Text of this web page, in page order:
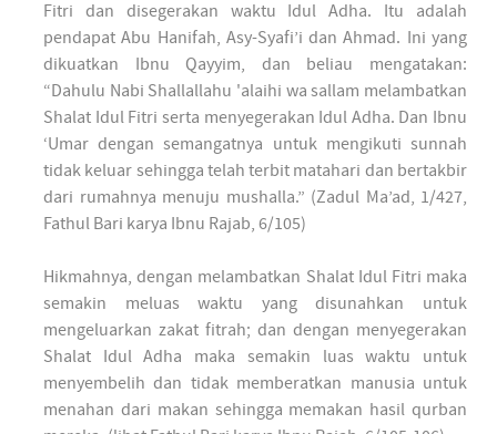
Fitri dan disegerakan waktu Idul Adha. Itu adalah
pendapat Abu Hanifah, Asy-Syafi’i dan Ahmad. Ini yang
dikuatkan Ibnu Qayyim, dan beliau mengatakan:
“Dahulu Nabi Shallallahu 'alaihi wa sallam melambatkan
Shalat Idul Fitri serta menyegerakan Idul Adha. Dan Ibnu
‘Umar dengan semangatnya untuk mengikuti sunnah
tidak keluar sehingga telah terbit matahari dan bertakbir
dari rumahnya menuju mushalla.” (Zadul Ma’ad, 1/427,
Fathul Bari karya Ibnu Rajab, 6/105)
Hikmahnya, dengan melambatkan Shalat Idul Fitri maka
semakin meluas waktu yang disunahkan untuk
mengeluarkan zakat fitrah; dan dengan menyegerakan
Shalat Idul Adha maka semakin luas waktu untuk
menyembelih dan tidak memberatkan manusia untuk
menahan dari makan sehingga memakan hasil qurban